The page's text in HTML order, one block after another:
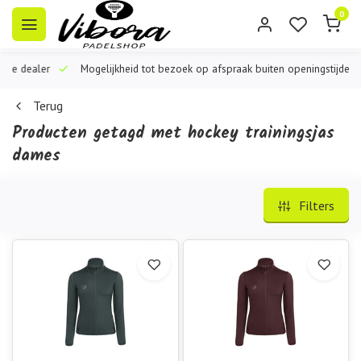
0
dealer Mogelijkheid tot bezoek op afspraak buiten openingstijden
Terug
Producten getagd met hockey trainingsjas
dames
Filters